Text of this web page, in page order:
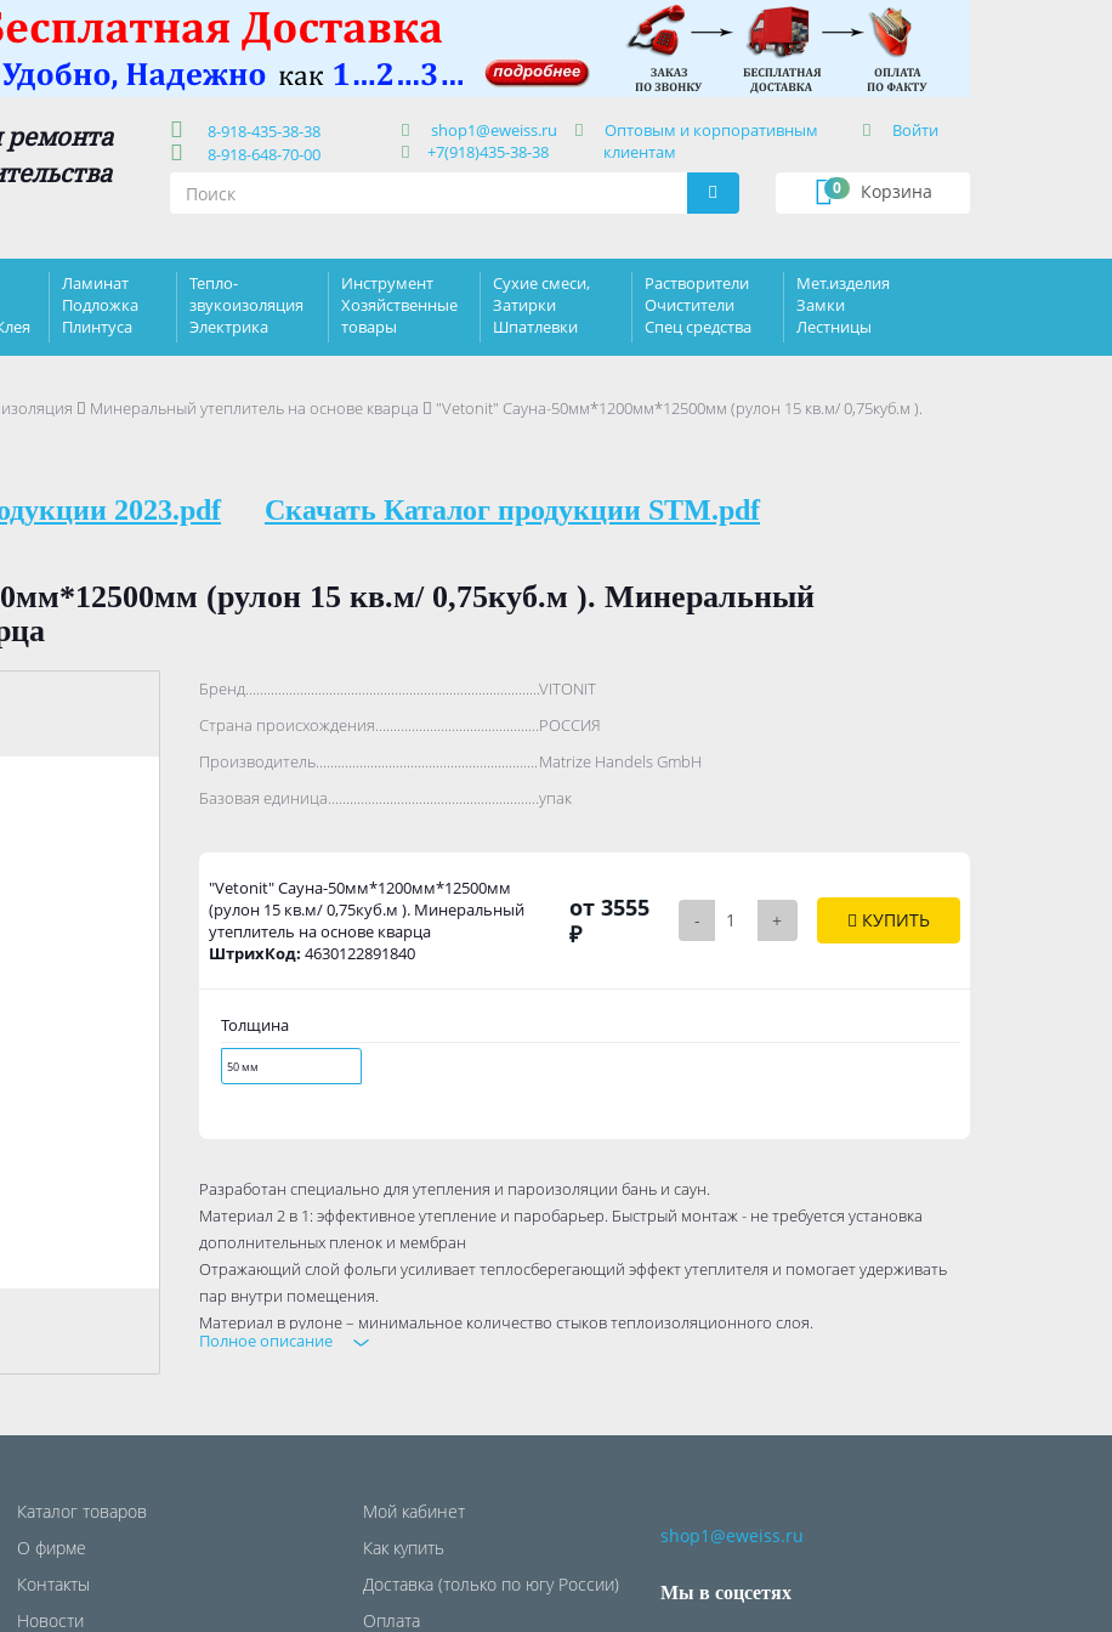
ремонта
8-918-435-38-38
8-918-648-70-00
shop1@eweiss.ru
+7(918)435-38-38
Оптовым и корпоративным
клиентам
Войти
Корзина
0
Ламинат
Подложка
Плинтуса
Тепло-
звукоизоляция
Электрика
Инструмент
Хозяйственные
товары
Сухие смеси,
Затирки
Шпатлевки
Растворители
Очистители
Спец средства
Мет.изделия
Замки
Лестницы
Минеральный утеплитель на основе кварца
"Vetonit" Сауна-50мм*1200мм*12500мм (рулон 15 кв.м/ 0,75куб.м ).
2023.pdf Скачать Каталог продукции STM.pdf
(рулон 15 кв.м/ 0,75куб.м ). Минеральный
Бренд..................................................................................VITONIT
Страна происхождения..................................................................................
РОССИЯ
Производитель..................................................................................Matrize Handels GmbH
Базовая единица..................................................................................
упак
"Vetonit" Сауна-50мм*1200мм*12500мм
(рулон 15 кв.м/ 0,75куб.м ). Минеральный
утеплитель на основе кварца
ШтрихКод: 4630122891840
от 3555
₽
- + КУПИТЬ
Толщина
50 мм
Разработан специально для утепления и пароизоляции бань и саун.
Материал 2 в 1: эффективное утепление и паробарьер. Быстрый монтаж - не требуется установка
дополнительных пленок и мембран
Отражающий слой фольги усиливает теплосберегающий эффект утеплителя и помогает удерживать
пар внутри помещения.
Материал в рулоне – минимальное количество стыков теплоизоляционного слоя.
Безопасен для здоровья человека и окружающей среды.
Полное описание
Каталог товаров
О фирме
Контакты
Новости
Мой кабинет
Как купить
Доставка (только по югу России)
Оплата
shop1@eweiss.ru
Мы в соцсетях